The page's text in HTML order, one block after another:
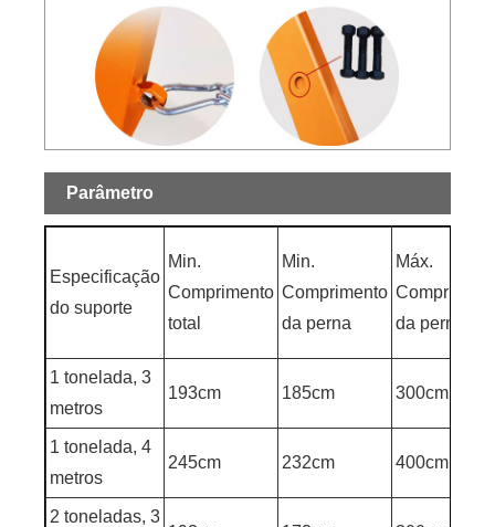
Parâmetro
Especificação
do suporte
Min.
Comprimento
total
Min.
Comprimento
da perna
Máx.
da perna
1 tonelada, 3
metros
193cm 185cm 300cm
1 tonelada, 4
metros
245cm 232cm 400cm
2 toneladas, 3